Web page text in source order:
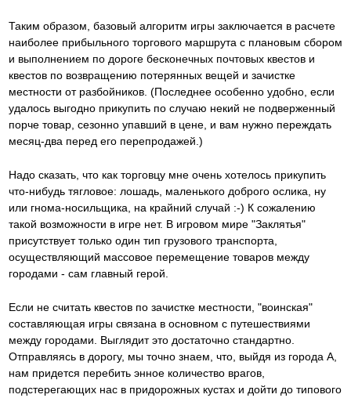
Таким образом, базовый алгоритм игры заключается в расчете
наиболее прибыльного торгового маршрута с плановым сбором
и выполнением по дороге бесконечных почтовых квестов и
квестов по возвращению потерянных вещей и зачистке
местности от разбойников. (Последнее особенно удобно, если
удалось выгодно прикупить по случаю некий не подверженный
порче товар, сезонно упавший в цене, и вам нужно переждать
месяц-два перед его перепродажей.)
Надо сказать, что как торговцу мне очень хотелось прикупить
что-нибудь тягловое: лошадь, маленького доброго ослика, ну
или гнома-носильщика, на крайний случай :-) К сожалению
такой возможности в игре нет. В игровом мире "Заклятья"
присутствует только один тип грузового транспорта,
осуществляющий массовое перемещение товаров между
городами - сам главный герой.
Если не считать квестов по зачистке местности, "воинская"
составляющая игры связана в основном с путешествиями
между городами. Выглядит это достаточно стандартно.
Отправляясь в дорогу, мы точно знаем, что, выйдя из города А,
нам придется перебить энное количество врагов,
подстерегающих нас в придорожных кустах и дойти до типового